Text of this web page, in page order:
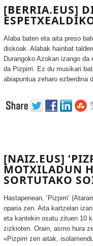
[BERRIA.EUS]
Alaba baten eta aita preso
diskoak. Alabak hainbat
Durangoko Azokan izango
da Pizpirri. Ez du musikari
abiapuntua zeharo ezberdina
[NAIZ.EUS]
MOTXILADUN
SORTUTAKO
Hastapenean, ‘Pizpirri’
oparia zen. Aita kartzelan
eta kantekin osatu zituen 10
zizkioten. Orain, asmo hura
«Pizpirri zen aitak,